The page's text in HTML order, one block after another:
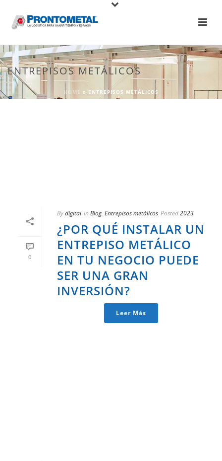
ENTREPISOS METÁLICOS
HOME » ENTREPISOS METÁLICOS
0
Bydigital In Blog, Entrepisos metálicos Posted2023
¿POR QUÉ INSTALAR UN
ENTREPISO METÁLICO
EN TU NEGOCIO PUEDE
SER UNA GRAN
INVERSIÓN?
Leer Más